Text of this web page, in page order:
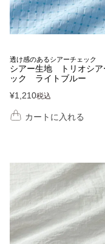
透け感のあるシアーチェック
シアー生地 トリオシア
ック ライトブルー
¥1,210税込
カートに入れる